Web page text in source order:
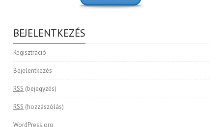
BEJELENTKEZÉS
Regisztráció
Bejelentkezés
RSS (bejegyzés)
RSS (hozzászólás)
WordPress.org